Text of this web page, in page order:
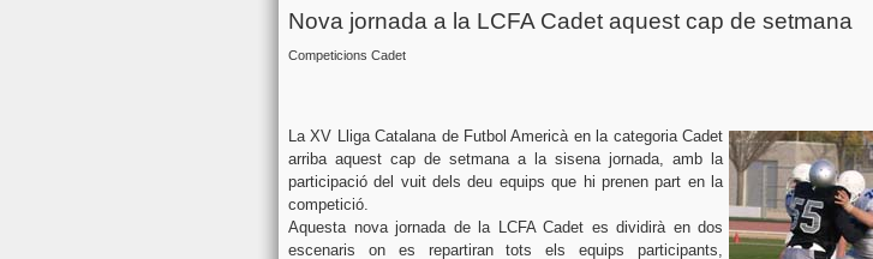
Nova jornada a la LCFA Cadet aquest cap de setmana
Competicions Cadet
La XV Lliga Catalana de Futbol Americà en la categoria Cadet
arriba aquest cap de setmana a la sisena jornada, amb la
participació del vuit dels deu equips que hi prenen part en la
competició.
Aquesta nova jornada de la LCFA Cadet es dividirà en dos
escenaris on es repartiran tots els equips participants,